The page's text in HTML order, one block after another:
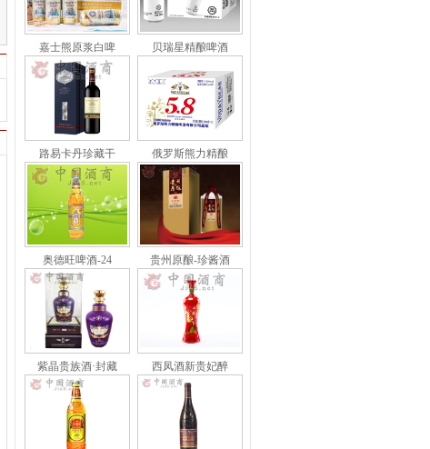
嘉士熊原浆白啤 贝瑞星精酿啤酒
路易卡丹珍藏干 俄罗斯熊力精酿
奥德旺啤酒-24 贵州原酿-珍酱酒
紫晶贵族酒·封藏 西凤酒新贵妃醉